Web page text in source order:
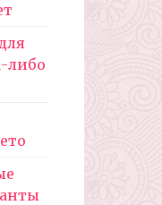
либо